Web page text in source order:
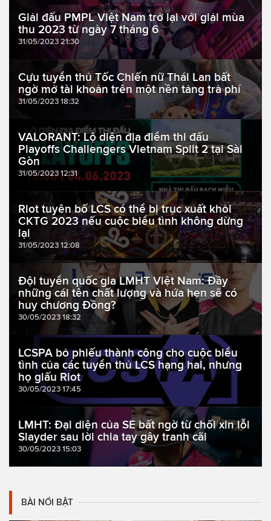
Giải đấu PMPL Việt Nam trở lại với giải mùa
thu 2023 từ ngày 7 tháng 6
31/05/2023 21:30
Cựu tuyển thủ Tốc Chiến nữ Thái Lan bất
ngờ mở tài khoản trên một nền tảng trả phí
31/05/2023 18:32
VALORANT: Lộ diện địa điểm thi đấu
Playoffs Challengers Vietnam Split 2 tại Sài
Gòn
31/05/2023 12:31
Riot tuyên bố LCS có thể bị trục xuất khỏi
CKTG 2023 nếu cuộc biểu tình không dừng
lại
31/05/2023 12:08
Đội tuyển quốc gia LMHT Việt Nam: Đầy
những cái tên chất lượng và hứa hẹn sẽ có
huy chương Đồng?
30/05/2023 18:32
LCSPA bỏ phiếu thành công cho cuộc biểu
tình của các tuyển thủ LCS hạng hai, nhưng
họ giấu Riot
30/05/2023 17:45
LMHT: Đại diện của SE bất ngờ từ chối xin lỗi
Slayder sau lời chia tay gây tranh cãi
30/05/2023 15:03
BÀI NỔI BẬT